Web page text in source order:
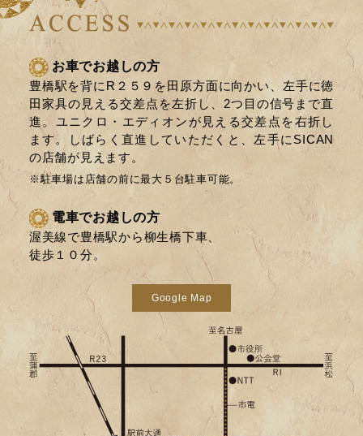
お車でお越しの方
豊橋駅を背にR２５９を田原方面に向かい、 左手に徳
田家具の見える交差点を左折し、 2つ目の信号まで直
進。ユニクロ・エディオンが見える交差点を右折し
ます。
しばらく直進していただくと、左手にSICAN
の店舗が見えます。
駐車場は店舗の前に最大５台駐車可能。
電車でお越しの方
渥美線で豊橋駅から柳生橋下車、
徒歩１０分。
Google Map